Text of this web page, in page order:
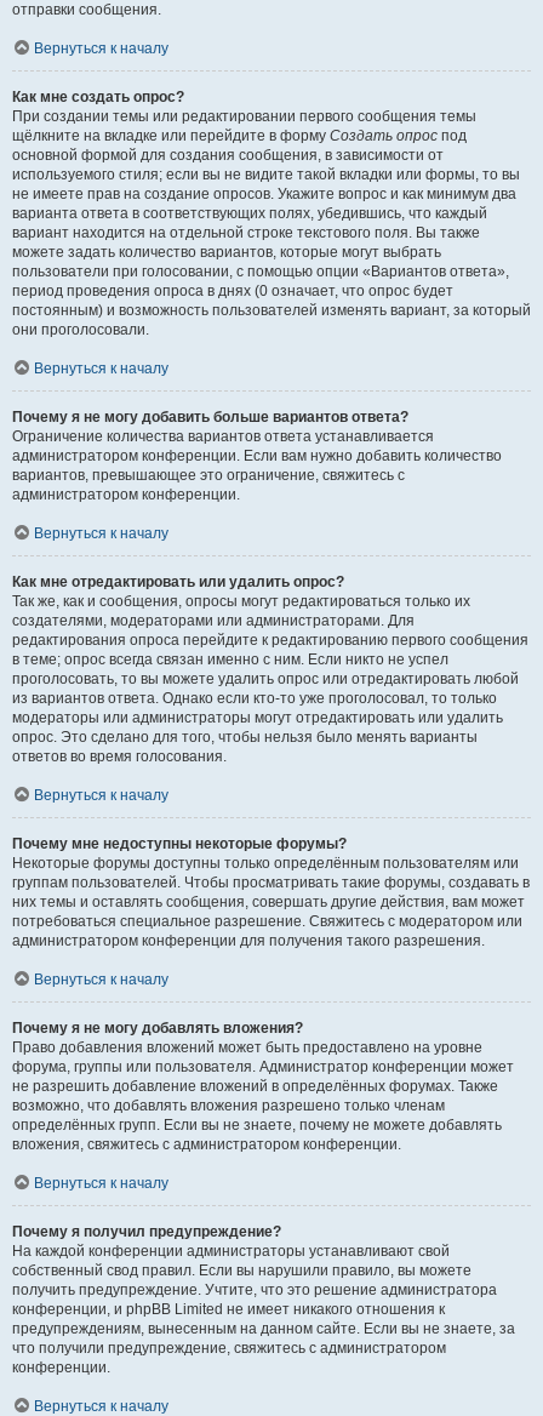
отправки сообщения.
Вернуться к началу
Как мне создать опрос?
При создании темы или редактировании первого сообщения темы
щёлкните на вкладке или перейдите в форму Создать опрос под
основной формой для создания сообщения, в зависимости от
используемого стиля; если вы не видите такой вкладки или формы, то вы
не имеете прав на создание опросов. Укажите вопрос и как минимум два
варианта ответа в соответствующих полях, убедившись, что каждый
вариант находится на отдельной строке текстового поля. Вы также
можете задать количество вариантов, которые могут выбрать
пользователи при голосовании, с помощью опции «Вариантов ответа»,
период проведения опроса в днях (0 означает, что опрос будет
постоянным) и возможность пользователей изменять вариант, за который
они проголосовали.
Вернуться к началу
Почему я не могу добавить больше вариантов ответа?
Ограничение количества вариантов ответа устанавливается
администратором конференции. Если вам нужно добавить количество
вариантов, превышающее это ограничение, свяжитесь с
администратором конференции.
Вернуться к началу
Как мне отредактировать или удалить опрос?
Так же, как и сообщения, опросы могут редактироваться только их
создателями, модераторами или администраторами. Для
редактирования опроса перейдите к редактированию первого сообщения
в теме; опрос всегда связан именно с ним. Если никто не успел
проголосовать, то вы можете удалить опрос или отредактировать любой
из вариантов ответа. Однако если кто-то уже проголосовал, то только
модераторы или администраторы могут отредактировать или удалить
опрос. Это сделано для того, чтобы нельзя было менять варианты
ответов во время голосования.
Вернуться к началу
Почему мне недоступны некоторые форумы?
Некоторые форумы доступны только определённым пользователям или
группам пользователей. Чтобы просматривать такие форумы, создавать в
них темы и оставлять сообщения, совершать другие действия, вам может
потребоваться специальное разрешение. Свяжитесь с модератором или
администратором конференции для получения такого разрешения.
Вернуться к началу
Почему я не могу добавлять вложения?
Право добавления вложений может быть предоставлено на уровне
форума, группы или пользователя. Администратор конференции может
не разрешить добавление вложений в определённых форумах. Также
возможно, что добавлять вложения разрешено только членам
определённых групп. Если вы не знаете, почему не можете добавлять
вложения, свяжитесь с администратором конференции.
Вернуться к началу
Почему я получил предупреждение?
На каждой конференции администраторы устанавливают свой
собственный свод правил. Если вы нарушили правило, вы можете
получить предупреждение. Учтите, что это решение администратора
конференции, и phpBB Limited не имеет никакого отношения к
предупреждениям, вынесенным на данном сайте. Если вы не знаете, за
что получили предупреждение, свяжитесь с администратором
конференции.
Вернуться к началу